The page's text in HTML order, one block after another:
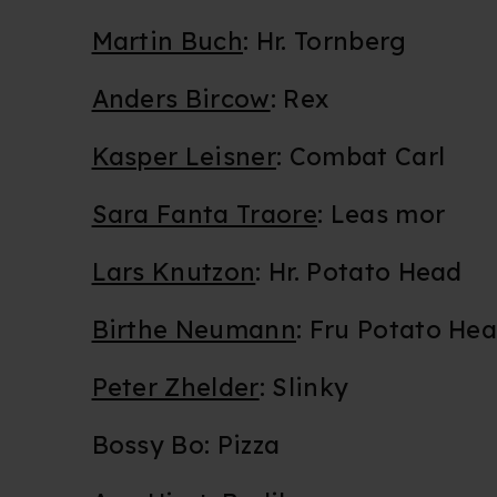
hele websitet.
funktionalitet, generere
Når vi anvender cookies,
Martin Buch: Hr. Tornberg
Anders Bircow: Rex
Kasper Leisner: Combat Carl
Sara Fanta Traore: Leas mor
Lars Knutzon: Hr. Potato Head
Birthe Neumann: Fru Potato
Peter Zhelder: Slinky
Bossy Bo: Pizza